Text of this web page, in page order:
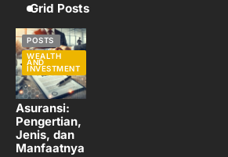
Grid Posts
POSTS
WEALTH
AND
INVESTMENT
Asuransi:
Pengertian,
Jenis, dan
Manfaatnya